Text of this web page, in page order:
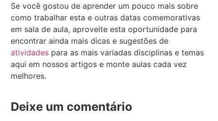
Se você gostou de aprender um pouco mais sobre
como trabalhar esta e outras datas comemorativas
em sala de aula, aproveite esta oportunidade para
encontrar ainda mais dicas e sugestões de
atividades para as mais variadas disciplinas e temas
aqui em nossos artigos e monte aulas cada vez
melhores.
Deixe um comentário